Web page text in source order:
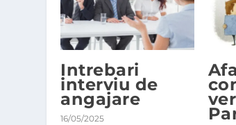
Intrebari
interviu de
angajare
16/05/2025